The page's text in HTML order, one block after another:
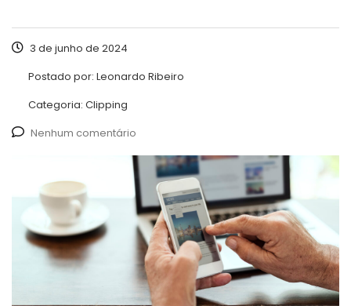
3 de junho de 2024
Postado por: Leonardo Ribeiro
Categoria: Clipping
Nenhum comentário